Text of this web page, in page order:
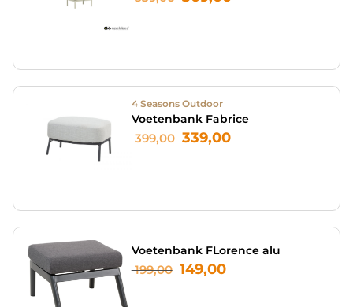
4 Seasons Outdoor
Voetenbank Fabrice
399,00 339,00
Voetenbank FLorence alu
199,00 149,00